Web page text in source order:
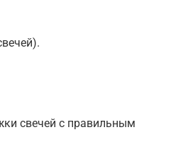
свечей с правильным